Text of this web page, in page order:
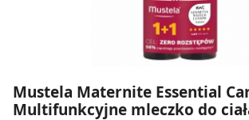
Mustela Maternite Essential
Multifunkcyjne mleczko do